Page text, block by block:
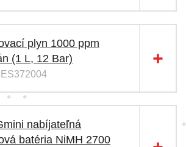
plyn 1000 ppm
(1 L, 12 Bar)
ES372004
nabíjateľná
batéria NiMH 2700